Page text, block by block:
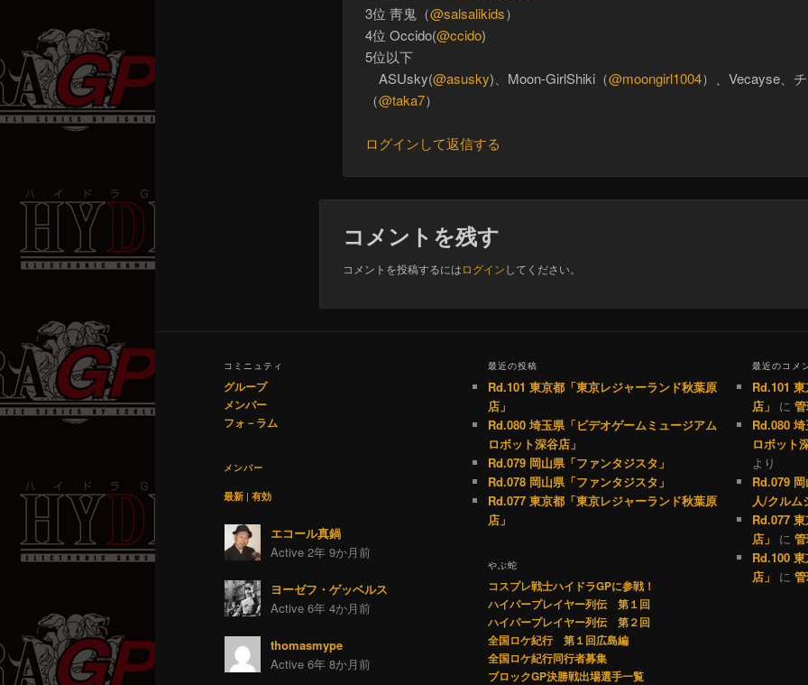
3位 靑鬼（@salsalikids）
4位 Occido(@ccido)
5位以下
ASUsky(@asusky)、Moon-GirlShiki（@moongirl1004）、Vecayse、
（@taka7）
ログインして返信する
コメントを残す
コメントを投稿するにはログインしてください。
コミニュティ
グループ
メンバー
フォ－ラム
メンバー
最新 | 有効
エコール真鍋
Active 2年 9か月前
ヨーゼフ・ゲッベルス
Active 6年 4か月前
thomasmype
Active 6年 8か月前
最近の投稿
Rd.101 東京都「東京レジャーランド秋葉原
店」
Rd.080 埼玉県「ビデオゲームミュージアム
ロボット深谷店」
Rd.079 岡山県「ファンタジスタ」
Rd.078 岡山県「ファンタジスタ」
Rd.077 東京都「東京レジャーランド秋葉原
店」
やぶ蛇
コスプレ戦士ハイドラGPに参戦！
ハイパープレイヤー列伝 第１回
ハイパープレイヤー列伝 第２回
全国ロケ紀行 第１回広島編
全国ロケ紀行同行者募集
ブロックGP決勝戦出場選手一覧
最近のコメ
Rd.101
店」
に
Rd.080
ロボット
より
Rd.079
人/クルム
Rd.077
店」
に
Rd.100
店」
に